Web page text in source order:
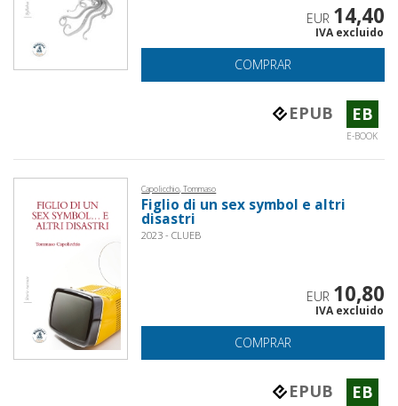
EUR 14,40
IVA excluido
COMPRAR
EPUB EB
E-BOOK
Capolicchio, Tommaso
Figlio di un sex symbol e altri
disastri
2023 - CLUEB
EUR 10,80
IVA excluido
COMPRAR
EPUB EB